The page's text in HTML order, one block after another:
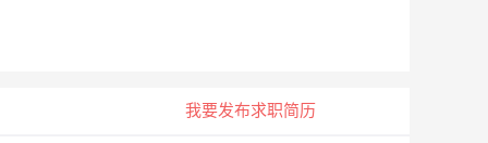
我要发布求职简历